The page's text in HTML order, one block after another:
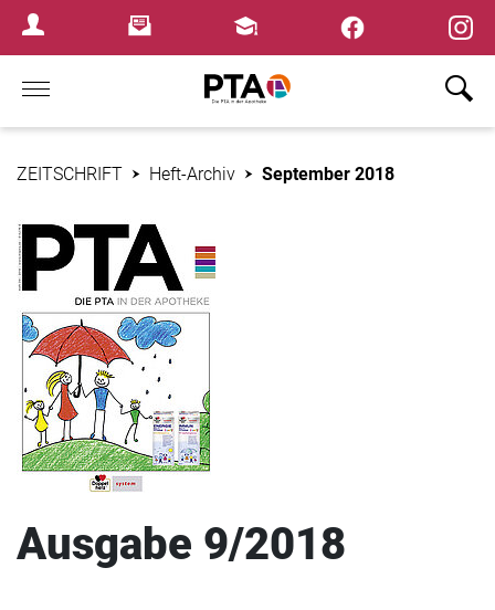
Login MenuNewsletterFortbildungen
Home
ZEITSCHRIFT Heft-Archiv September 2018
Ausgabe 9/2018
×